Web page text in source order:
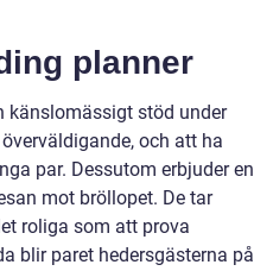
planner
känslomässigt stöd under
och att ha
par. Dessutom erbjuder en
mot bröllopet. De tar
roliga som att prova
blir paret hedersgästerna på